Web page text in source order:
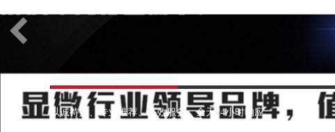
以诚待人、专业推荐、高效服务、全天24小时响应